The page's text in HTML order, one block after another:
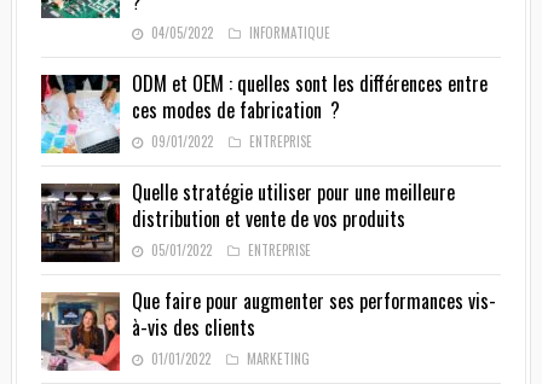
04/05/2022 INFORMATIQUE
ODM et OEM : quelles sont les différences entre
ces modes de fabrication ?
09/01/2022 ENTREPRISE
Quelle stratégie utiliser pour une meilleure
distribution et vente de vos produits
05/01/2022 ENTREPRISE
Que faire pour augmenter ses performances vis-
à-vis des clients
01/01/2022 MARKETING